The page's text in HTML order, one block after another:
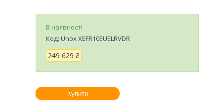
В наявності
Код: Unox XEFR10EUELRVDR
249 629 ₴
Купити